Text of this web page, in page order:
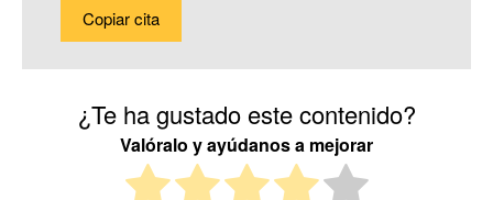
Copiar cita
¿Te ha gustado este contenido?
Valóralo y ayúdanos a mejorar